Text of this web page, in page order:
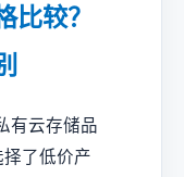
比较？
有云存储品
了低价产